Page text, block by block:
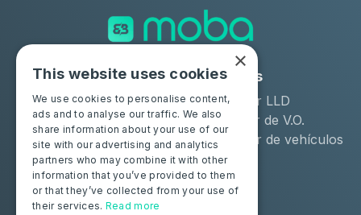
Soluciones
Moba Certify Pro
Tienda
Industrias
Arrendador LLD
Distribuidor de V.O.
Remarketer de vehículos
de ocasión
Particulares Recursos
×
This website uses cookies
We use cookies to personalise content,
ads and to analyse our traffic. We also
share information about your use of our
site with our advertising and analytics
partners who may combine it with other
information that you’ve provided to them
or that they’ve collected from your use of
their services. Read more